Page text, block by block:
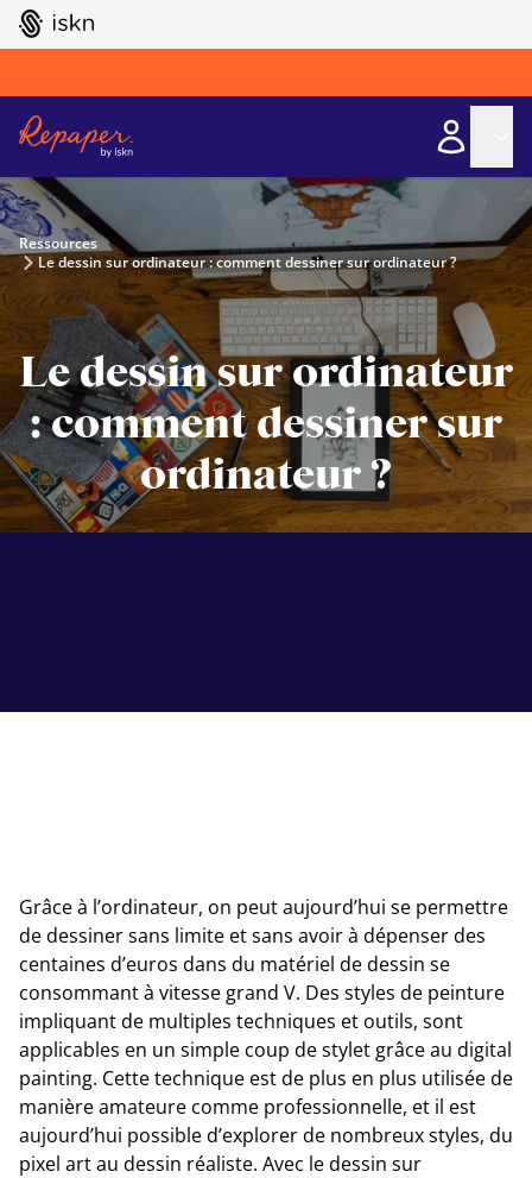
GO TO ISKN HOME
Ressources
Le dessin sur ordinateur : comment dessiner sur ordinateur ?
Le dessin sur ordinateur
: comment dessiner sur
ordinateur ?
Grâce à l’ordinateur, on peut aujourd’hui se permettre
de dessiner sans limite et sans avoir à dépenser des
centaines d’euros dans du matériel de dessin se
consommant à vitesse grand V. Des styles de peinture
impliquant de multiples techniques et outils, sont
applicables en un simple coup de stylet grâce au digital
painting. Cette technique est de plus en plus utilisée de
manière amateure comme professionnelle, et il est
aujourd’hui possible d’explorer de nombreux styles, du
pixel art au dessin réaliste. Avec le dessin sur